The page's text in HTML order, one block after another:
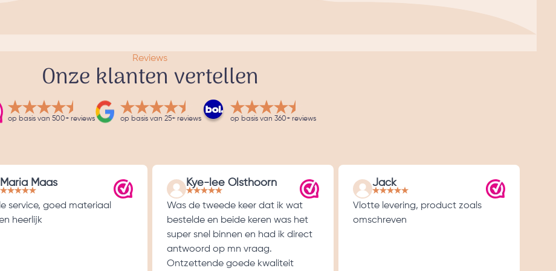
Reviews
Onze klanten vertellen
op basis van 500+ reviews op basis van 25+ reviews op basis van 360+ reviews
Maria Maas
service, goed materiaal
heerlijk
Kye-lee Olsthoorn
Was de tweede keer dat ik wat
bestelde en beide keren was het
super snel binnen en had ik direct
antwoord op mn vraag.
Ontzettende goede kwaliteit
Jack
Vlotte levering, product zoals
omschreven